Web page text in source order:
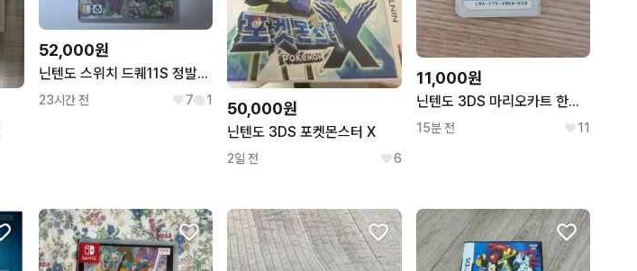
52,000원
닌텐도 스위치 드퀘11S 정발판 드래곤퀘스트11
23시간 전 7 1 50,000원
닌텐도 3DS 포켓몬스터 X
2일 전 6
11,000원
닌텐도 3DS 마리오카트 한글칩 판매합니다
15분 전 11